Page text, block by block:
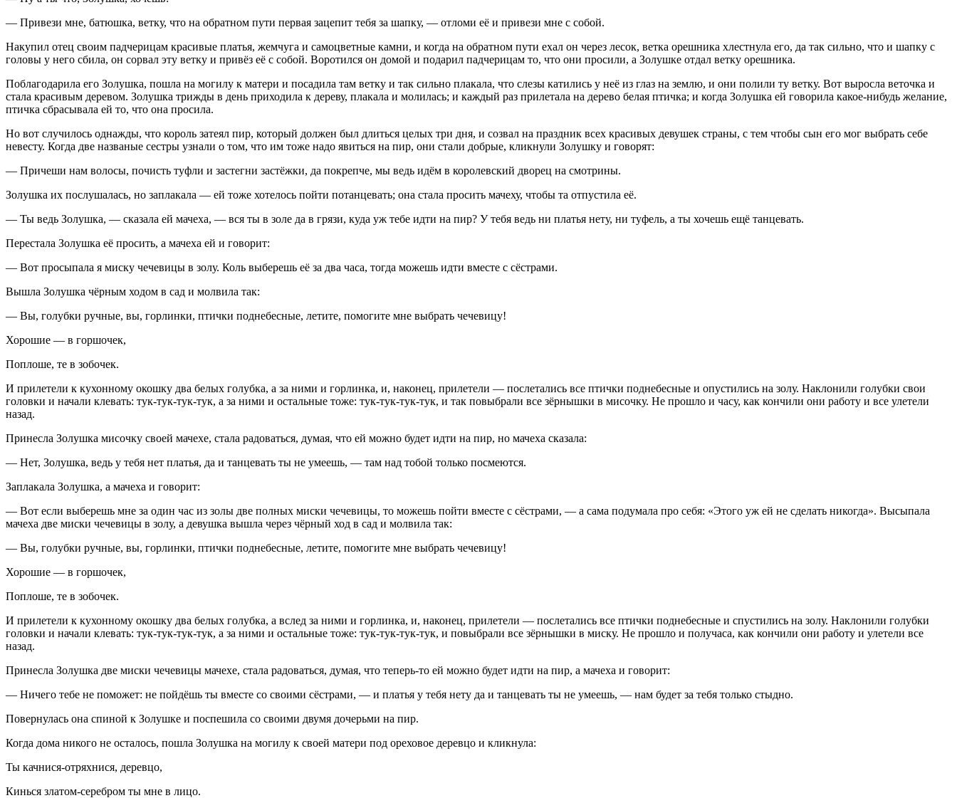
— Привези мне, батюшка, ветку, что на обратном пути первая зацепит тебя за шапку, — отломи её и привези мне с собой.
Накупил отец своим падчерицам красивые платья, жемчуга и самоцветные камни, и когда на обратном пути ехал он через лесок, ветка орешника хлестнула его, да так сильно, что и шапку с
головы у него сбила, он сорвал эту ветку и привёз её с собой. Воротился он домой и подарил падчерицам то, что они просили, а Золушке отдал ветку орешника.
Поблагодарила его Золушка, пошла на могилу к матери и посадила там ветку и так сильно плакала, что слезы катились у неё из глаз на землю, и они полили ту ветку. Вот выросла веточка и
стала красивым деревом. Золушка трижды в день приходила к дереву, плакала и молилась; и каждый раз прилетала на дерево белая птичка; и когда Золушка ей говорила какое-нибудь желание,
птичка сбрасывала ей то, что она просила.
Но вот случилось однажды, что король затеял пир, который должен был длиться целых три дня, и созвал на праздник всех красивых девушек страны, с тем чтобы сын его мог выбрать себе
невесту. Когда две названые сестры узнали о том, что им тоже надо явиться на пир, они стали добрые, кликнули Золушку и говорят:
— Причеши нам волосы, почисть туфли и застегни застёжки, да покрепче, мы ведь идём в королевский дворец на смотрины.
Золушка их послушалась, но заплакала — ей тоже хотелось пойти потанцевать; она стала просить мачеху, чтобы та отпустила её.
— Ты ведь Золушка, — сказала ей мачеха, — вся ты в золе да в грязи, куда уж тебе идти на пир? У тебя ведь ни платья нету, ни туфель, а ты хочешь ещё танцевать.
Перестала Золушка её просить, а мачеха ей и говорит:
— Вот просыпала я миску чечевицы в золу. Коль выберешь её за два часа, тогда можешь идти вместе с сёстрами.
Вышла Золушка чёрным ходом в сад и молвила так:
— Вы, голубки ручные, вы, горлинки, птички поднебесные, летите, помогите мне выбрать чечевицу!
Хорошие — в горшочек,
Поплоше, те в зобочек.
И прилетели к кухонному окошку два белых голубка, а за ними и горлинка, и, наконец, прилетели — послетались все птички поднебесные и опустились на золу. Наклонили голубки свои
головки и начали клевать: тук-тук-тук-тук, а за ними и остальные тоже: тук-тук-тук-тук, и так повыбрали все зёрнышки в мисочку. Не прошло и часу, как кончили они работу и все улетели
назад.
Принесла Золушка мисочку своей мачехе, стала радоваться, думая, что ей можно будет идти на пир, но мачеха сказала:
— Нет, Золушка, ведь у тебя нет платья, да и танцевать ты не умеешь, — там над тобой только посмеются.
Заплакала Золушка, а мачеха и говорит:
— Вот если выберешь мне за один час из золы две полных миски чечевицы, то можешь пойти вместе с сёстрами, — а сама подумала про себя: «Этого уж ей не сделать никогда». Высыпала
мачеха две миски чечевицы в золу, а девушка вышла через чёрный ход в сад и молвила так:
— Вы, голубки ручные, вы, горлинки, птички поднебесные, летите, помогите мне выбрать чечевицу!
Хорошие — в горшочек,
Поплоше, те в зобочек.
И прилетели к кухонному окошку два белых голубка, а вслед за ними и горлинка, и, наконец, прилетели — послетались все птички поднебесные и спустились на золу. Наклонили голубки
головки и начали клевать: тук-тук-тук-тук, а за ними и остальные тоже: тук-тук-тук-тук, и повыбрали все зёрнышки в миску. Не прошло и получаса, как кончили они работу и улетели все
назад.
Принесла Золушка две миски чечевицы мачехе, стала радоваться, думая, что теперь-то ей можно будет идти на пир, а мачеха и говорит:
— Ничего тебе не поможет: не пойдёшь ты вместе со своими сёстрами, — и платья у тебя нету да и танцевать ты не умеешь, — нам будет за тебя только стыдно.
Повернулась она спиной к Золушке и поспешила со своими двумя дочерьми на пир.
Когда дома никого не осталось, пошла Золушка на могилу к своей матери под ореховое деревцо и кликнула:
Ты качнися-отряхнися, деревцо,
Кинься златом-серебром ты мне в лицо.